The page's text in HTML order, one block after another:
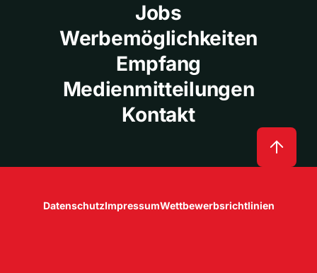
Jobs
Werbemöglichkeiten
Empfang
Medienmitteilungen
Kontakt
DatenschutzImpressumWettbewerbsrichtlinien